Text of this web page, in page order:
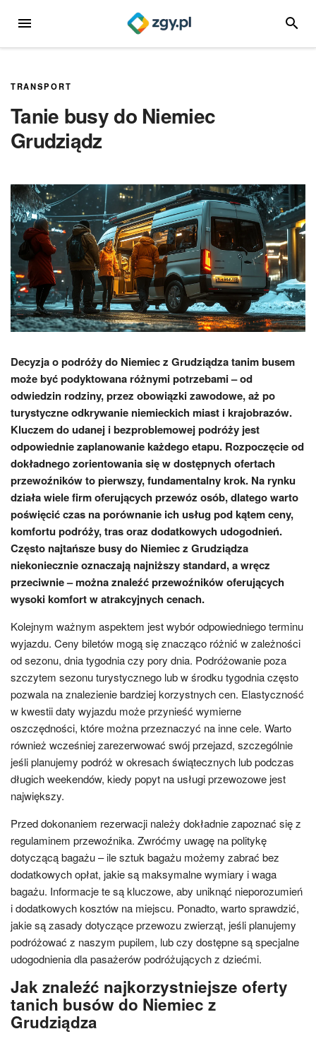
MENU
TRANSPORT
Tanie busy do Niemiec
Grudziądz
Decyzja o podróży do Niemiec z Grudziądza tanim busem
może być podyktowana różnymi potrzebami – od
odwiedzin rodziny, przez obowiązki zawodowe, aż po
turystyczne odkrywanie niemieckich miast i krajobrazów.
Kluczem do udanej i bezproblemowej podróży jest
odpowiednie zaplanowanie każdego etapu. Rozpoczęcie od
dokładnego zorientowania się w dostępnych ofertach
przewoźników to pierwszy, fundamentalny krok. Na rynku
działa wiele firm oferujących przewóz osób, dlatego warto
poświęcić czas na porównanie ich usług pod kątem ceny,
komfortu podróży, tras oraz dodatkowych udogodnień.
Często najtańsze busy do Niemiec z Grudziądza
niekoniecznie oznaczają najniższy standard, a wręcz
przeciwnie – można znaleźć przewoźników oferujących
wysoki komfort w atrakcyjnych cenach.
Kolejnym ważnym aspektem jest wybór odpowiedniego terminu
wyjazdu. Ceny biletów mogą się znacząco różnić w zależności
od sezonu, dnia tygodnia czy pory dnia. Podróżowanie poza
szczytem sezonu turystycznego lub w środku tygodnia często
pozwala na znalezienie bardziej korzystnych cen. Elastyczność
w kwestii daty wyjazdu może przynieść wymierne
oszczędności, które można przeznaczyć na inne cele. Warto
również wcześniej zarezerwować swój przejazd, szczególnie
jeśli planujemy podróż w okresach świątecznych lub podczas
długich weekendów, kiedy popyt na usługi przewozowe jest
największy.
Przed dokonaniem rezerwacji należy dokładnie zapoznać się z
regulaminem przewoźnika. Zwróćmy uwagę na politykę
dotyczącą bagażu – ile sztuk bagażu możemy zabrać bez
dodatkowych opłat, jakie są maksymalne wymiary i waga
bagażu. Informacje te są kluczowe, aby uniknąć nieporozumień
i dodatkowych kosztów na miejscu. Ponadto, warto sprawdzić,
jakie są zasady dotyczące przewozu zwierząt, jeśli planujemy
podróżować z naszym pupilem, lub czy dostępne są specjalne
udogodnienia dla pasażerów podróżujących z dziećmi.
Jak znaleźć najkorzystniejsze oferty
tanich busów do Niemiec z
Grudziądza